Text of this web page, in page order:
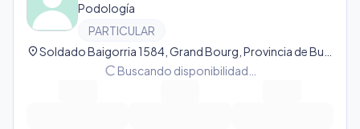
Podología
PARTICULAR
location_on
progress_activity Buscando disponibilidad…